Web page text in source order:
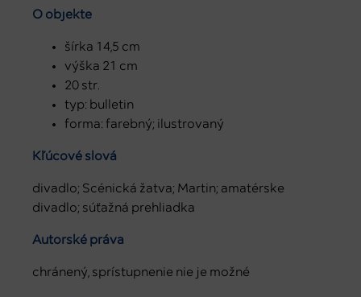
O objekte
šírka 14,5 cm
výška 21 cm
20 str.
typ: bulletin
forma: farebný; ilustrovaný
Kľúčové slová
divadlo; Scénická žatva; Martin; amatérske
divadlo; súťažná prehliadka
Autorské práva
chránený, sprístupnenie nie je možné